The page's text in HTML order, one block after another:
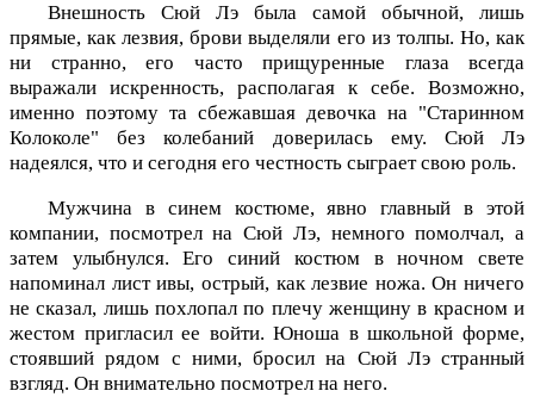
Внешность Сюй Лэ была самой обычной, лишь
прямые, как лезвия, брови выделяли его из толпы. Но, как
ни странно, его часто прищуренные глаза всегда
выражали искренность, располагая к себе. Возможно,
именно поэтому та сбежавшая девочка на "Старинном
Колоколе" без колебаний доверилась ему. Сюй Лэ
надеялся, что и сегодня его честность сыграет свою роль.
Мужчина в синем костюме, явно главный в этой
компании, посмотрел на Сюй Лэ, немного помолчал, а
затем улыбнулся. Его синий костюм в ночном свете
напоминал лист ивы, острый, как лезвие ножа. Он ничего
не сказал, лишь похлопал по плечу женщину в красном и
жестом пригласил ее войти. Юноша в школьной форме,
стоявший рядом с ними, бросил на Сюй Лэ странный
взгляд. Он внимательно посмотрел на него.